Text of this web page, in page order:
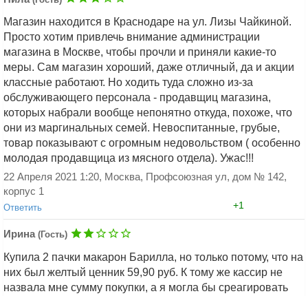
Добавить ответ
Магазин находится в Краснодаре на ул. Лизы Чайкиной.
Просто хотим привлечь внимание администрации
магазина в Москве, чтобы прочли и приняли какие-то
меры. Сам магазин хороший, даже отличный, да и акции
классные работают. Но ходить туда сложно из-за
обслуживающего персонала - продавщиц магазина,
которых набрали вообще непонятно откуда, похоже, что
они из маргинальных семей. Невоспитанные, грубые,
товар показывают с огромным недовольством ( особенно
молодая продавщица из мясного отдела). Ужас!!!
22 Апреля 2021 1:20, Москва, Профсоюзная ул, дом № 142,
корпус 1
Ответить +1
Ирина (Гость)
Купила 2 пачки макарон Барилла, но только потому, что на
них был желтый ценник 59,90 руб. К тому же кассир не
назвала мне сумму покупки, а я могла бы среагировать